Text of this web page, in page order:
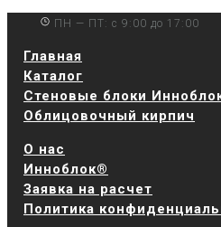
ПН — ПТ: с 9:00 до 17:00
Главная
Каталог
Стеновые блоки
Облицовочный кирпич
О нас
Инноблок®
Заявка на расчет
Политика